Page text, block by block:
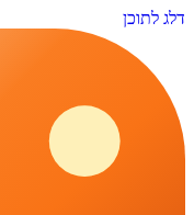
דלג לתוכן